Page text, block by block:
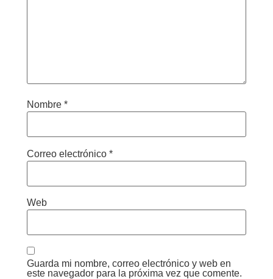
Nombre *
Correo electrónico *
Web
Guarda mi nombre, correo electrónico y web en
este navegador para la próxima vez que comente.